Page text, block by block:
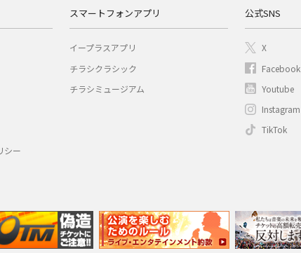
シー
スマートフォンアプリ
イープラスアプリ
チラシクラシック
チラシミュージアム
公式SNS
X
Facebook
Youtube
Instagram
TikTok